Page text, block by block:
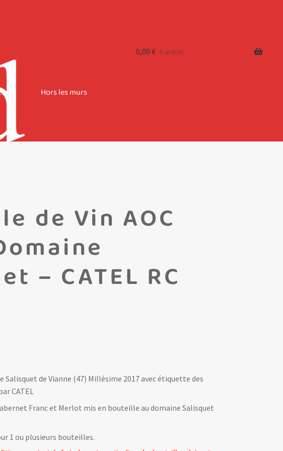
Hors les murs
0,00 € 0 article
de Vin AOC
– CATEL RC
Salisquet de Vianne (47) Millésime 2017 avec étiquette des
CATEL
Franc et Merlot mis en bouteille au domaine Salisquet
1 ou plusieurs bouteilles.